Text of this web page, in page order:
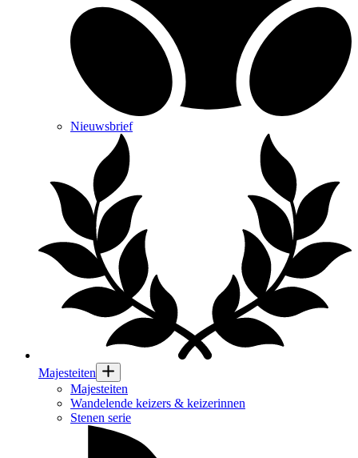
Nieuwsbrief
Majesteiten
Majesteiten
Wandelende keizers & keizerinnen
Stenen serie